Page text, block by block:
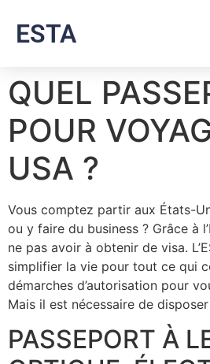
ESTA
QUEL
POUR
USA ?
Vous comptez partir aux États-
ou y faire du business ? Grâce à
ne pas avoir à obtenir de visa.
simplifier la vie pour tout ce qui
démarches d’autorisation pour
Mais il est nécessaire de
PASSEPORT À